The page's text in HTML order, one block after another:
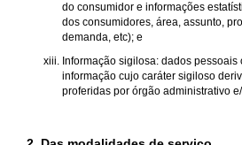
do consumidor e informações
dos consumidores, área, assunto,
demanda, etc); e
Informação sigilosa: dados
informação cujo caráter sigiloso
proferidas por órgão administrativo